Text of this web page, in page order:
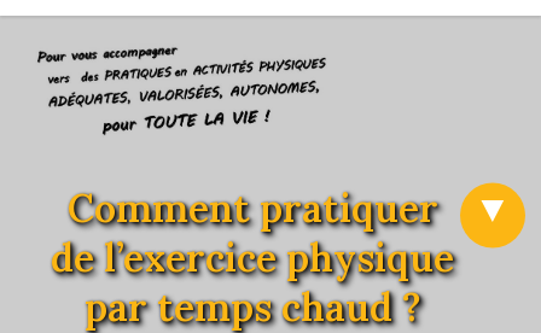
Comment pratiquer
de l’exercice physique
par temps chaud ?